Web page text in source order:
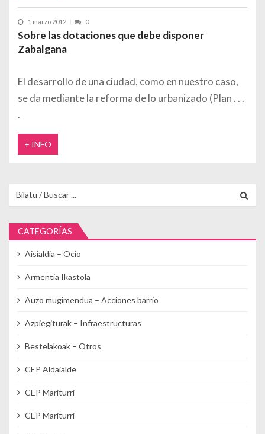
1 marzo 2012 0
Sobre las dotaciones que debe disponer
Zabalgana
El desarrollo de una ciudad, como en nuestro caso,
se da mediante la reforma de lo urbanizado (Plan
+ INFO
CATEGORÍAS
Aisialdia – Ocio
Armentia Ikastola
Auzo mugimendua – Acciones barrio
Azpiegiturak – Infraestructuras
Bestelakoak – Otros
CEP Aldaialde
CEP Mariturri
CEP Mariturri